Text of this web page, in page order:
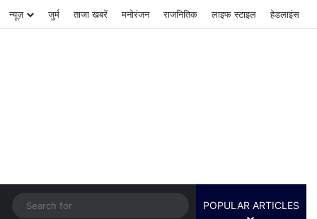
न्यूज़ जुर्म ताजा खबरें मनोरंजन राजनितिक लाइफ स्टाइल हेडलाइंस
Switch skin
SearchPOPULAR ARTICLES